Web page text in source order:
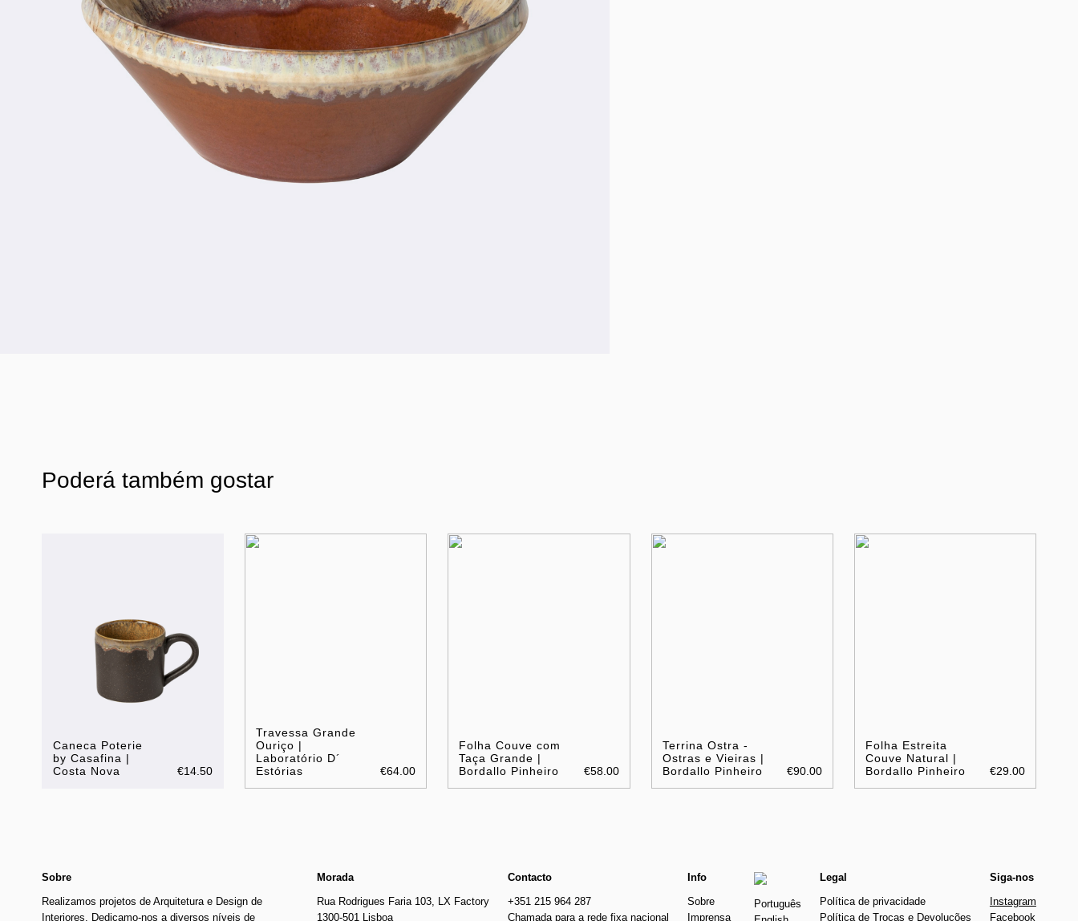
Poderá também gostar
Caneca Poterie
by Casafina |
Costa Nova
€14.50
Travessa Grande
Ouriço |
Laboratório D´
Estórias
€64.00
Folha Couve com
Taça Grande |
Bordallo Pinheiro
€58.00
Terrina Ostra -
Ostras e Vieiras |
Bordallo Pinheiro
€90.00
Folha Estreita
Couve Natural |
Bordallo Pinheiro
€29.00
Sobre
Realizamos projetos de Arquitetura e Design de
Interiores. Dedicamo-nos a diversos níveis de
Morada
Rua Rodrigues Faria 103, LX Factory
1300-501 Lisboa
Contacto
+351 215 964 287
Chamada para a rede fixa nacional
Info
Sobre
Imprensa
Português
Legal
Política de privacidade
Política de Trocas e Devoluções
Siga-nos
Instagram
Facebook